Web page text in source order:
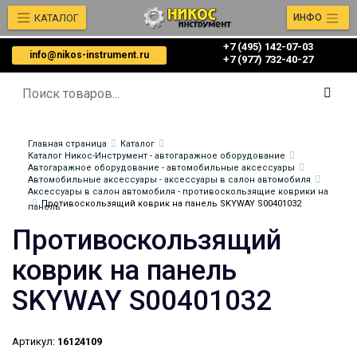
info@nikos-instrument.ru
+7 (495) 142-07-03
‎‎+7 (977) 732-40-27
КАТАЛОГ ИНФО
Главная страница
Каталог
Каталог Никос-Инструмент - автогаражное оборудование
Автогаражное оборудование - автомобильные аксессуары
Автомобильные аксессуары - аксессуары в салон автомобиля
Аксессуары в салон автомобиля - противоскользящие коврики на
панель
Противоскользящий коврик на панель SKYWAY S00401032
Противоскользящий
коврик на панель
SKYWAY S00401032
Артикул: 16124109